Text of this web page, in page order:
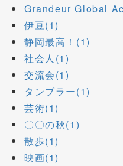
Grandeur Global
伊豆(1)
静岡最高！(1)
社会人(1)
交流会(1)
タンブラー(1)
芸術(1)
〇〇の秋(1)
散歩(1)
映画(1)